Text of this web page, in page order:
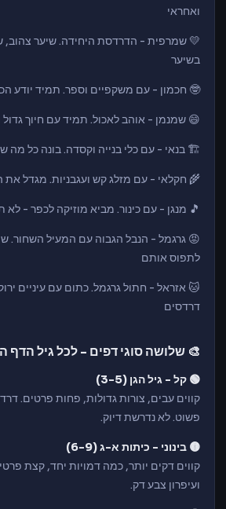
ואחראי
💛 שמרפית - הדרדסת היחידה. שיער צהוב,
בשיער
🤓 חכמון - עם משקפיים וספר. תמיד יודע
😄 שמנמן - אוהב לאכול. תמיד עם חיוך גדול
🏗️ בנאי - עם כלי בנייה וקסדה. בונה כל מה
🌾 חקלאי - עם מזלג קש ועגבניות. מגדל את
🎵 מנגן - עם כינור. מביא מוזיקה לכפר -
😡 גרגמל - הנבל הגבוה עם המעיל השחור.
לתפוס אותם
🐱 אזראל - חתול גרגמל. כתום עם עיניים
דרדסים
🎨 שלושה סוגי דפים - לכל גיל הדף
🟢 קל - גיל הגן (3-5)
קווים עבים, צורות גדולות, פחות פרטים.
פשוט. לא נדרשת דיוק.
🟡 בינוני - כיתות א-ג (6-9)
קווים דקים יותר, כמה דמויות יחד, קצת
ועיפרון צבע דק.